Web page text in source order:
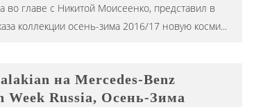
во главе с Никитой Моисеенко, представил в
коллекции осень-зима 2016/17 новую косми...
на Mercedes-Benz
Week Russia, Осень-Зима